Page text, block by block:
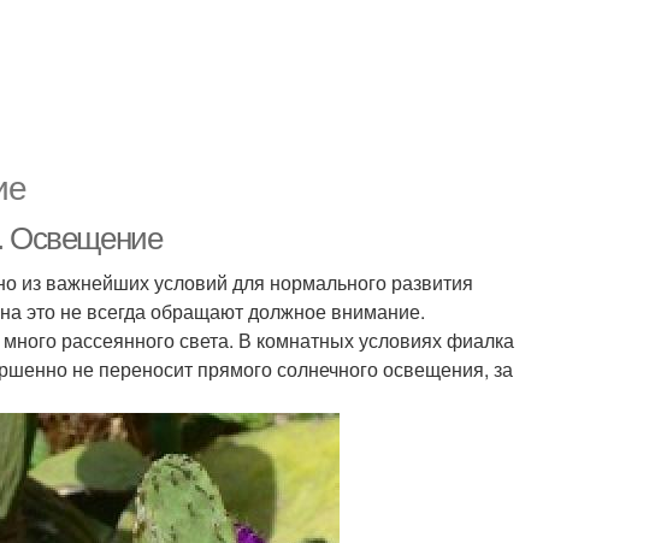
Освещение
из важнейших условий для нормального развития
это не всегда обращают должное внимание.
рассеянного света. В комнатных условиях фиалка
не переносит прямого солнечного освещения, за